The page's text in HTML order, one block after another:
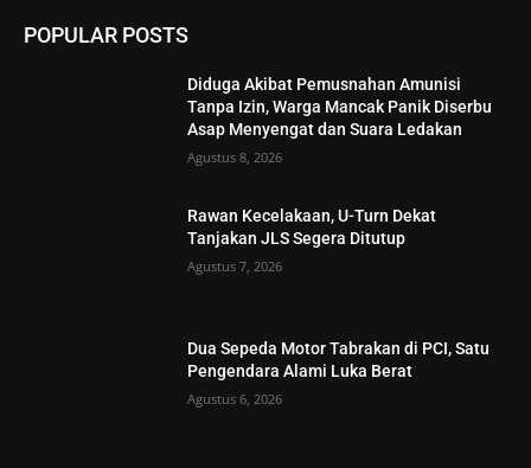
POPULAR POSTS
Diduga Akibat Pemusnahan Amunisi
Tanpa Izin, Warga Mancak Panik Diserbu
Asap Menyengat dan Suara Ledakan
Agustus 8, 2026
Rawan Kecelakaan, U-Turn Dekat
Tanjakan JLS Segera Ditutup
Agustus 7, 2026
Dua Sepeda Motor Tabrakan di PCI, Satu
Pengendara Alami Luka Berat
Agustus 6, 2026